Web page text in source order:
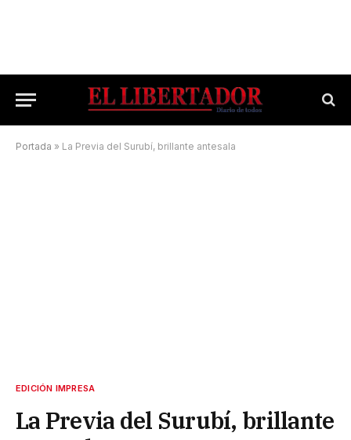
Portada » La Previa del Surubí, brillante antesala
EDICIÓN IMPRESA
La Previa del Surubí, brillante